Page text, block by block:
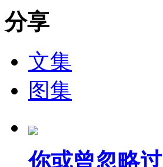
分享
文集
图集
你或曾忽略